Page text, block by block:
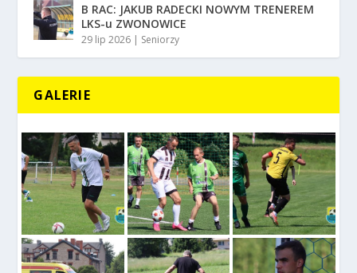
B RAC: JAKUB RADECKI NOWYM TRENEREM
LKS-u ZWONOWICE
29 lip 2026 | Seniorzy
GALERIE